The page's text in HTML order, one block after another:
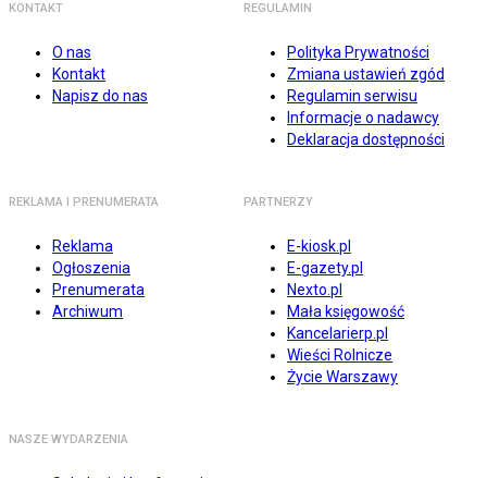
KONTAKT
O nas
Kontakt
Napisz do nas
REGULAMIN
Polityka Prywatności
Zmiana ustawień zgód
Regulamin serwisu
Informacje o nadawcy
Deklaracja dostępności
REKLAMA I PRENUMERATA
Reklama
Ogłoszenia
Prenumerata
Archiwum
PARTNERZY
E-kiosk.pl
E-gazety.pl
Nexto.pl
Mała księgowość
Kancelarierp.pl
Wieści Rolnicze
Życie Warszawy
NASZE WYDARZENIA